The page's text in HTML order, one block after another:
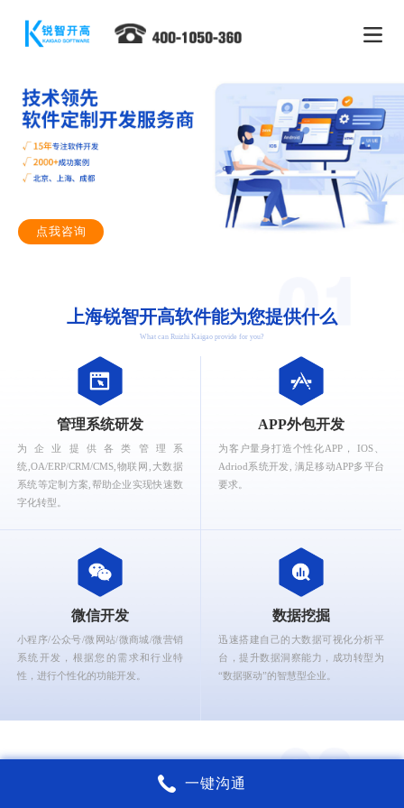
点我咨询
上海锐智开高软件能为您提供什么
What can Ruizhi Kaigao provide for you?
管理系统研发
为企业提供各类管理系
统,OA/ERP/CRM/CMS,物联网,大数据
系统等定制方案,帮助企业实现快速数
字化转型。
APP外包开发
为客户量身打造个性化APP， IOS、
Adriod系统开发, 满足移动APP多平台
要求。
微信开发
小程序/公众号/微网站/微商城/微营销
系统开发，根据您的需求和行业特
性，进行个性化的功能开发。
数据挖掘
迅速搭建自己的大数据可视化分析平
台，提升数据洞察能力，成功转型为
“数据驱动”的智慧型企业。
上海锐智开高软件核心能力
一键沟通